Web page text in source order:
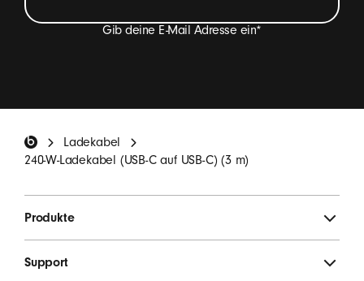
Gib deine E-Mail Adresse ein*
Einladungen zu Umfragen enthalten.*
ANMELDEN
Ladekabel
240-W-Ladekabel (USB-C auf USB-C) (3 m)
Produkte
Support